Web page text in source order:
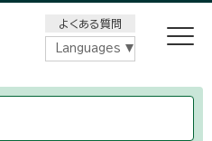
よくある質問
Languages